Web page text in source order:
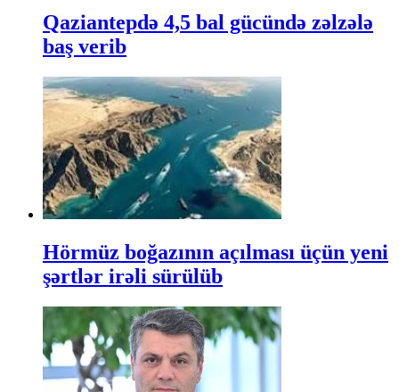
Qaziantepdə 4,5 bal gücündə zəlzələ
baş verib
Hörmüz boğazının açılması üçün yeni
şərtlər irəli sürülüb